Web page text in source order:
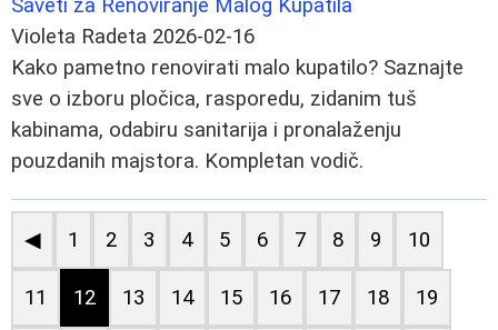
Saveti za Renoviranje Malog Kupatila
Violeta Radeta 2026-02-16
Kako pametno renovirati malo kupatilo? Saznajte
sve o izboru pločica, rasporedu, zidanim tuš
kabinama, odabiru sanitarija i pronalaženju
pouzdanih majstora. Kompletan vodič.
◀ 1 2 3 4 5 6 7 8 9 10
11 12 13 14 15 16 17 18 19